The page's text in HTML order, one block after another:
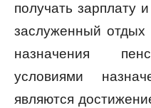
получать зарплату
заслуженный отдых
назначения
условиями
являются